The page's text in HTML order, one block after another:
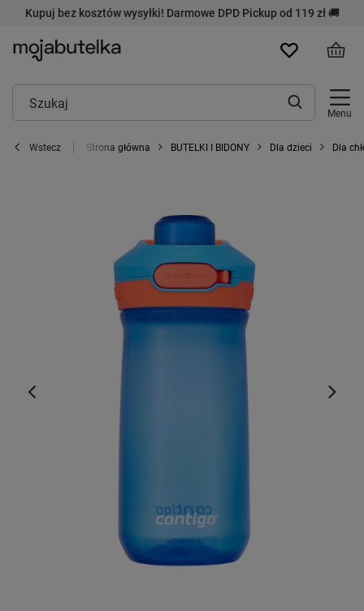
Kupuj bez kosztów wysyłki! Darmowe DPD Pickup od 119 zł 🚚
Menu
Wstecz Strona główna BUTELKI I BIDONY Dla dzieci Dla